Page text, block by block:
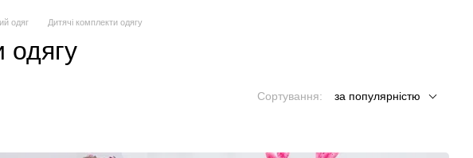
одяг Дитячі комплекти одягу
одягу
Сортування: за популярністю